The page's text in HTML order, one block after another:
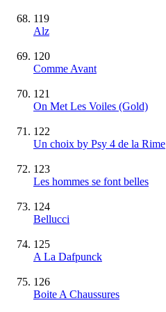
119
Alz
120
Comme Avant
121
On Met Les Voiles (Gold)
122
Un choix by Psy 4 de la Rime
123
Les hommes se font belles
124
Bellucci
125
A La Dafpunck
126
Boite A Chaussures